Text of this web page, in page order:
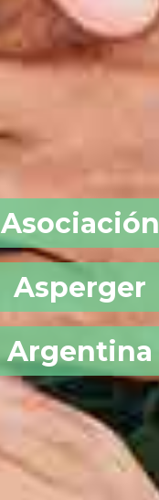
Asociación
Asperger
Argentina